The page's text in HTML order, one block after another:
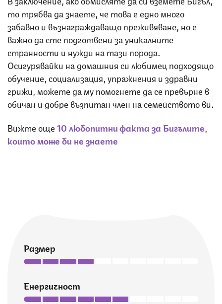
то трябва да знаете, че това е едно много
забавно и възнаграждаващо преживяване, но е
важно да сте подготвени за уникалните
странности и нужди на тази порода.
Осигурявайки на домашния си любимец подходящо
обучение, социализация, упражнения и здравни
грижи, можете да му помогнете да се превърне в
обичан и добре възпитан член на семейството ви.
Вижте още10 любопитни факта за Бигълите,
които може би не знаете
Размер
Енергичност